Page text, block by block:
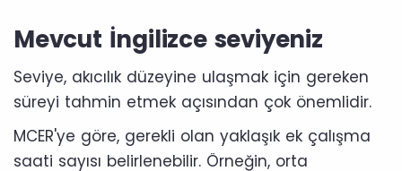
Mevcut İngilizce seviyeniz
Seviye, akıcılık düzeyine ulaşmak için gereken
süreyi tahmin etmek açısından çok önemlidir.
MCER'ye göre, gerekli olan yaklaşık ek çalışma
saati sayısı belirlenebilir. Örneğin, orta